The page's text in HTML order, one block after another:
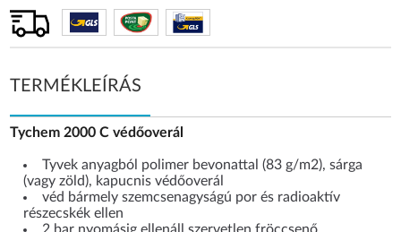
TERMÉKLEÍRÁS
Tychem 2000 C védőoverál
Tyvek anyagból polimer bevonattal (83 g/m2), sárga
(vagy zöld), kapucnis védőoverál
véd bármely szemcsenagyságú por és radioaktív
részecskék ellen
2 bar nyomásig ellenáll szervetlen fröccsenő